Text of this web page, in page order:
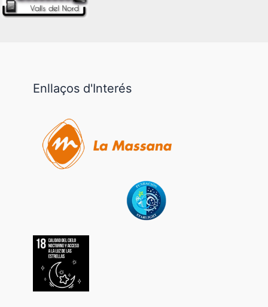
Enllaços d'Interés